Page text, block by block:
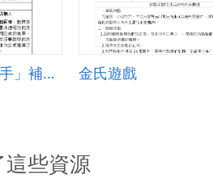
柳營國小「大手攜小手」補救教學教案 金氏遊戲
些資源